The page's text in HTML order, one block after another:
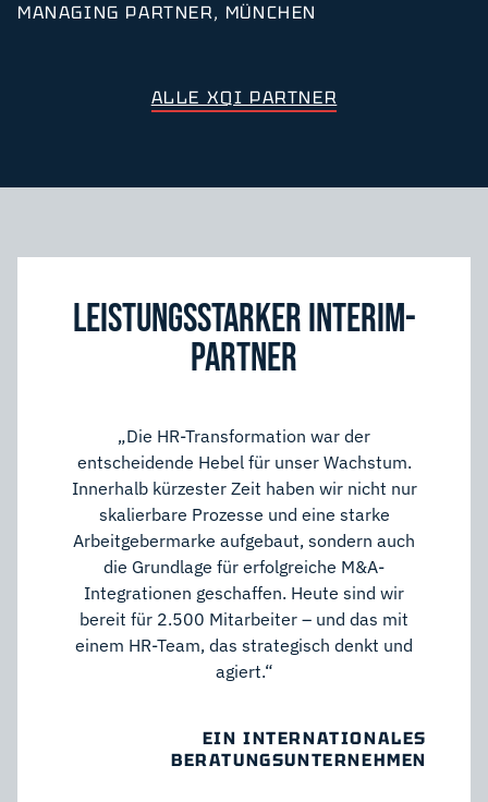
MANAGING PARTNER, MÜNCHEN
ALLE XQI PARTNER
LEISTUNGSSTARKER INTERIM-
PARTNER
„Die HR-Transformation war der
entscheidende Hebel für unser Wachstum.
Innerhalb kürzester Zeit haben wir nicht nur
skalierbare Prozesse und eine starke
Arbeitgebermarke aufgebaut, sondern auch
die Grundlage für erfolgreiche M&A-
Integrationen geschaffen. Heute sind wir
bereit für 2.500 Mitarbeiter – und das mit
einem HR-Team, das strategisch denkt und
agiert.“
EIN INTERNATIONALES
BERATUNGSUNTERNEHMEN